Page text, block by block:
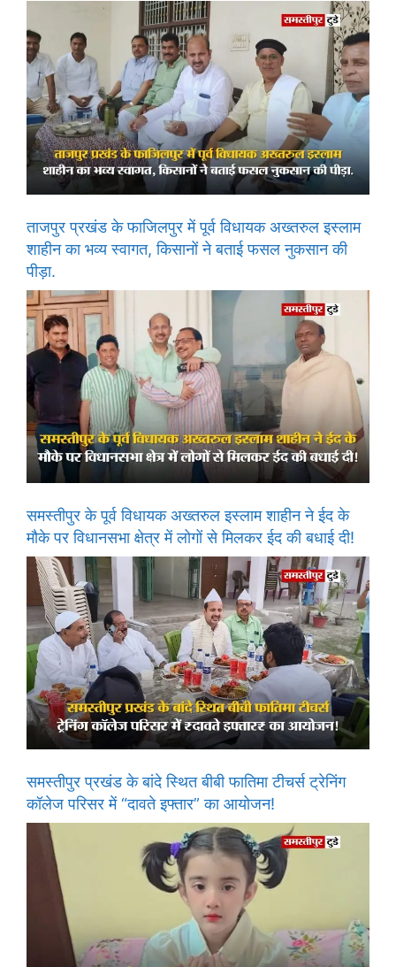
ताजपुर प्रखंड के फाजिलपुर में पूर्व विधायक अख्तरुल इस्लाम
शाहीन का भव्य स्वागत, किसानों ने बताई फसल नुकसान की
पीड़ा.
समस्तीपुर के पूर्व विधायक अख्तरुल इस्लाम शाहीन ने ईद के
मौके पर विधानसभा क्षेत्र में लोगों से मिलकर ईद की बधाई दी!
समस्तीपुर प्रखंड के बांदे स्थित बीबी फातिमा टीचर्स ट्रेनिंग
कॉलेज परिसर में “दावते इफ्तार” का आयोजन!